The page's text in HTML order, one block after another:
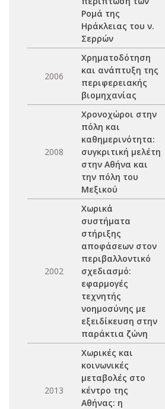
Ρομά της
Ηράκλειας του ν.
Σερρών
2006
Χρηματοδότηση
και ανάπτυξη της
περιφερειακής
βιομηχανίας
2008
Χρονοχώροι στην
πόλη και
καθημερινότητα:
συγκριτική μελέτη
στην Αθήνα και
την πόλη του
Μεξικού
2002
Χωρικά
συστήματα
στήριξης
αποφάσεων στον
περιβαλλοντικό
σχεδιασμό:
εφαρμογές
τεχνητής
νοημοσύνης με
εξειδίκευση στην
παράκτια ζώνη
2013
Χωρικές και
κοινωνικές
μεταβολές στο
κέντρο της
Αθήνας: η